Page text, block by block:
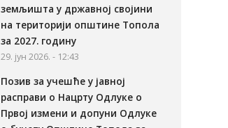
земљишта у државној својини
на територији општине Топола
за 2027. годину
29. јун 2026. - 12:43
Позив за учешће у јавној
расправи о Нацрту Одлуке о
Првој измени и допуни Одлуке